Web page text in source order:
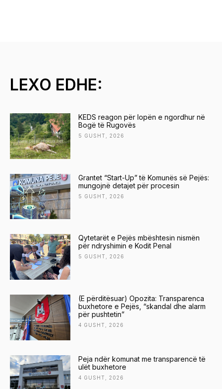
LEXO EDHE:
KEDS reagon për lopën e ngordhur në
Bogë të Rugovës
5 GUSHT, 2026
Grantet “Start-Up” të Komunës së Pejës:
mungojnë detajet për procesin
5 GUSHT, 2026
Qytetarët e Pejës mbështesin nismën
për ndryshimin e Kodit Penal
5 GUSHT, 2026
(E përditësuar) Opozita: Transparenca
buxhetore e Pejës, “skandal dhe alarm
për pushtetin”
4 GUSHT, 2026
Peja ndër komunat me transparencë të
ulët buxhetore
4 GUSHT, 2026